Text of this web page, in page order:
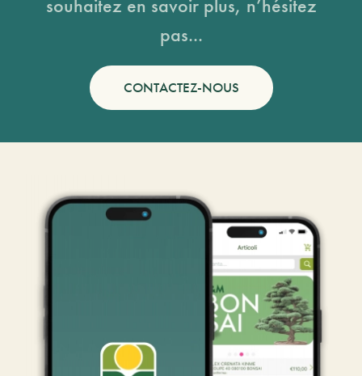
souhaitez en savoir plus, n’hésitez
pas...
CONTACTEZ-NOUS